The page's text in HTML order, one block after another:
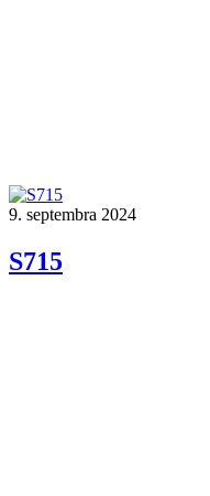
9. septembra 2024
S715